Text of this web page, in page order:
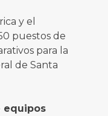
y el
puestos de
para la
de Santa
equipos